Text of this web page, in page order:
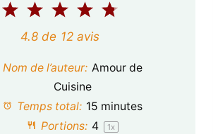
5
t
i
4
é
t
i
3
é
t
o
i
2
é
t
i
1
é
t
i
4.8 de 12avis
Nom de l’auteur: Amour de
Cuisine
Temps total: 15 minutes
Portions: 4 1x